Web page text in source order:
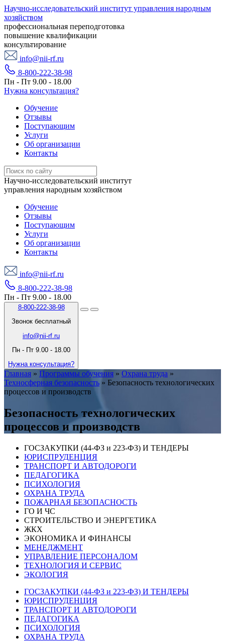
Научно-исследовательский институт управления народным
хозяйством
профессиональная переподготовка
повышение квалификации
консультирование
info@nii-rf.ru
8-800-222-38-98
Пн - Пт 9.00 - 18.00
Нужна консультация?
Обучение
Отзывы
Поступающим
Услуги
Об организации
Контакты
Научно-исследовательский институт
управления народным хозяйством
Обучение
Отзывы
Поступающим
Услуги
Об организации
Контакты
info@nii-rf.ru
8-800-222-38-98
Пн - Пт 9.00 - 18.00
8-800-222-38-98
Звонок бесплатный
info@nii-rf.ru
Пн - Пт 9.00 - 18.00
Нужна консультация?
Главная » Программы обучения » Охрана труда »
Техносферная безопасность » Безопасность технологических
процессов и производств
Безопасность технологических
процессов и производств
ГОСЗАКУПКИ (44-ФЗ и 223-ФЗ) И ТЕНДЕРЫ
ЮРИСПРУДЕНЦИЯ
ТРАНСПОРТ И АВТОДОРОГИ
ПЕДАГОГИКА
ПСИХОЛОГИЯ
ОХРАНА ТРУДА
ПОЖАРНАЯ БЕЗОПАСНОСТЬ
ГО И ЧС
СТРОИТЕЛЬСТВО И ЭНЕРГЕТИКА
ЖКХ
ЭКОНОМИКА И ФИНАНСЫ
МЕНЕДЖМЕНТ
УПРАВЛЕНИЕ ПЕРСОНАЛОМ
ТЕХНОЛОГИЯ И СЕРВИС
ЭКОЛОГИЯ
ГОСЗАКУПКИ (44-ФЗ и 223-ФЗ) И ТЕНДЕРЫ
ЮРИСПРУДЕНЦИЯ
ТРАНСПОРТ И АВТОДОРОГИ
ПЕДАГОГИКА
ПСИХОЛОГИЯ
ОХРАНА ТРУДА